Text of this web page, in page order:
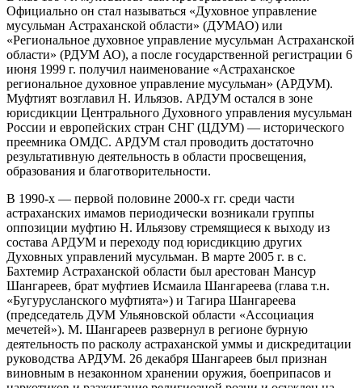
Официально он стал называться «Духовное управление
мусульман Астраханской области» (ДУМАО) или
«Региональное духовное управление мусульман Астраханской
области» (РДУМ АО), а после государственной регистрации 6
июня 1999 г. получил наименование «Астраханское
региональное духовное управление мусульман» (АРДУМ).
Муфтият возглавил Н. Ильязов. АРДУМ остался в зоне
юрисдикции Центрального Духовного управления мусульман
России и европейских стран СНГ (ЦДУМ) — исторического
преемника ОМДС. АРДУМ стал проводить достаточно
результативную деятельность в области просвещения,
образования и благотворительности.
В 1990-х — первой половине 2000-х гг. среди части
астраханских имамов периодически возникали группы
оппозиции муфтию Н. Ильязову стремящиеся к выходу из
состава АРДУМ и переходу под юрисдикцию других
Духовных управлений мусульман. В марте 2005 г. в с.
Бахтемир Астраханской области был арестован Мансур
Шангареев, брат муфтиев Исмаила Шангареева (глава т.н.
«Бугурусланского муфтията») и Тагира Шангареева
(председатель ДУМ Ульяновской области «Ассоциация
мечетей»). М. Шангареев развернул в регионе бурную
деятельность по расколу астраханской уммы и дискредитации
руководства АРДУМ. 26 декабря Шангареев был признан
виновным в незаконном хранении оружия, боеприпасов и